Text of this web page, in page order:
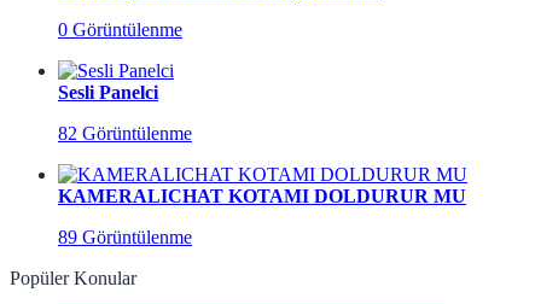
0 Görüntülenme
Sesli Panelci
82 Görüntülenme
KAMERALICHAT KOTAMI DOLDURUR MU
89 Görüntülenme
Popüler Konular